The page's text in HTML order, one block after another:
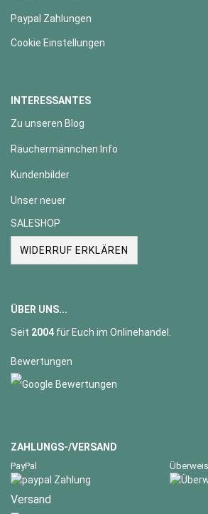
Paypal Zahlungen
Cookie Einstellungen
INTERESSANTES
Zu unseren Blog
Räuchermännchen Info
Kundenbilder
Unser neuer
SALESHOP
WIDERRUF ERKLÄREN
ÜBER UNS...
Seit 2004 für Euch im Onlinehandel.
Bewertungen
ZAHLUNGS-/VERSAND
PayPal
Versand